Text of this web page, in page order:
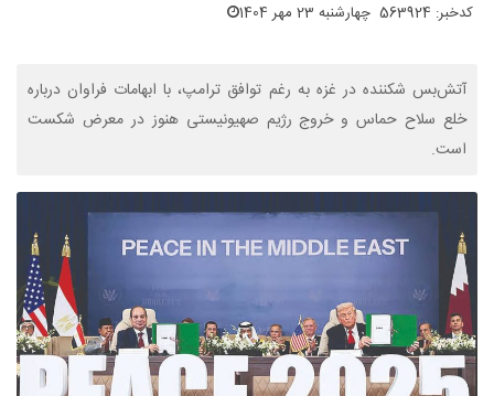
کدخبر: 563924 چهارشنبه 23 مهر 1404
آتش‌بس شکننده در غزه به رغم توافق ترامپ، با ابهامات فراوان درباره
خلع سلاح حماس و خروج رژیم صهیونیستی هنوز در معرض شکست
است.